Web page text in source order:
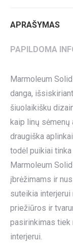
APRAŠYMAS
PAPILDOMA
Marmoleum
danga,
šiuolaikišku
kaip linų sėmenų
draugiška
todėl puikiai
Marmoleum
įbrėžimams ir
suteikia
priežiūros ir
pasirinkimas tiek
interjerui.